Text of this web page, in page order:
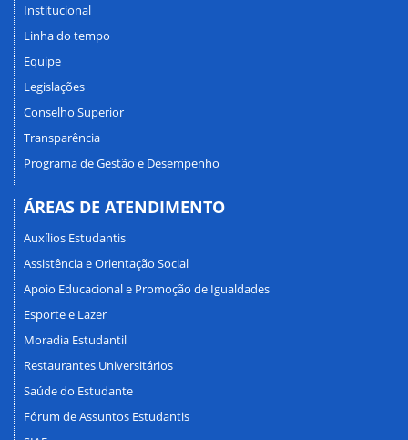
Institucional
Linha do tempo
Equipe
Legislações
Conselho Superior
Transparência
Programa de Gestão e Desempenho
ÁREAS DE ATENDIMENTO
Auxílios Estudantis
Assistência e Orientação Social
Apoio Educacional e Promoção de Igualdades
Esporte e Lazer
Moradia Estudantil
Restaurantes Universitários
Saúde do Estudante
Fórum de Assuntos Estudantis